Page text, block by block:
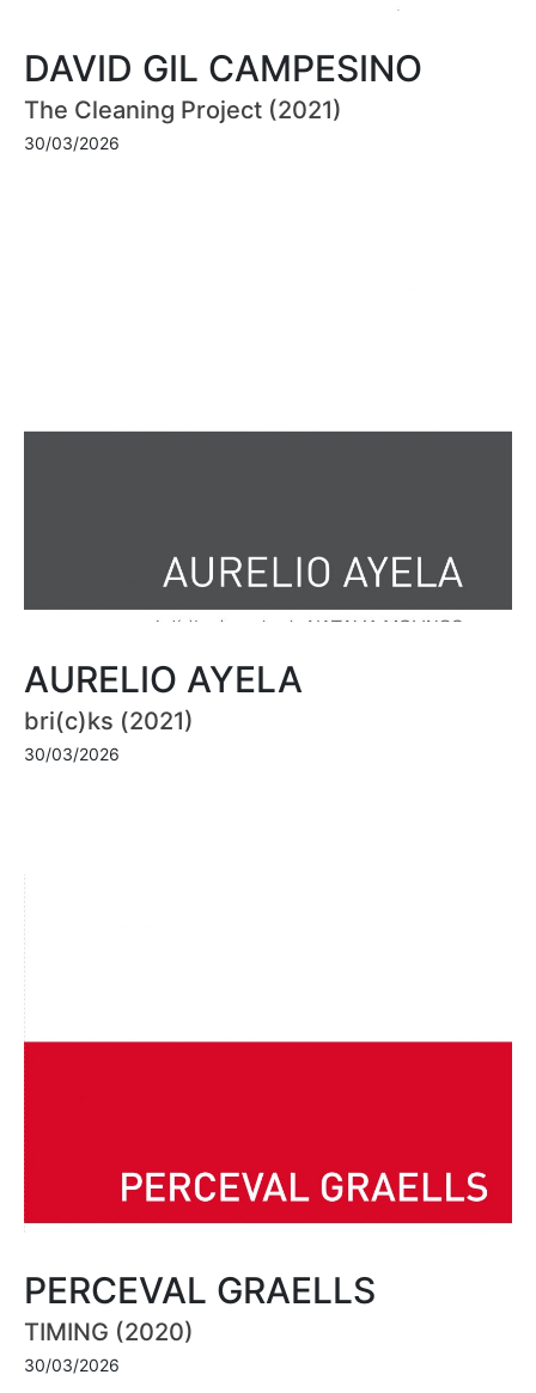
DAVID GIL CAMPESINO
The Cleaning Project (2021)
30/03/2026
AURELIO AYELA
bri(c)ks (2021)
30/03/2026
PERCEVAL GRAELLS
TIMING (2020)
30/03/2026